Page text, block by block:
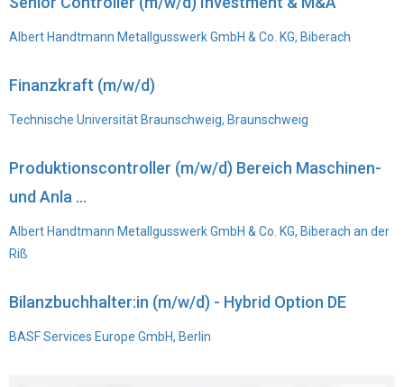
Albert Handtmann Metallgusswerk GmbH & Co. KG, Biberach
Finanzkraft (m/w/d)
Technische Universität Braunschweig, Braunschweig
Produktionscontroller (m/w/d) Bereich Maschinen-
und Anla ...
Albert Handtmann Metallgusswerk GmbH & Co. KG, Biberach an der
Riß
Bilanzbuchhalter:in (m/w/d) - Hybrid Option DE
BASF Services Europe GmbH, Berlin